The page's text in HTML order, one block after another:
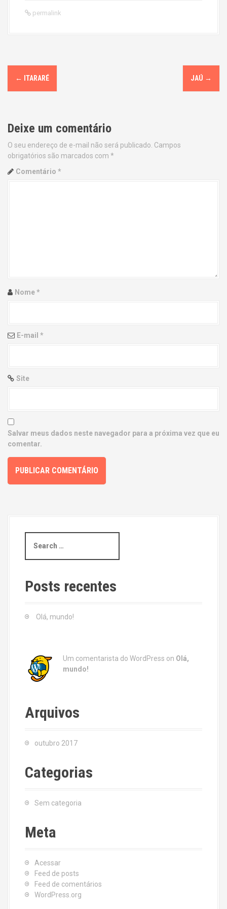
permalink
P
o
t
n
a
i
n
← ITARARÉ JAÚ →
Deixe um comentário
O seu endereço de e-mail não será publicado. Campos
obrigatórios são marcados com *
Comentário *
Nome*
E-mail *
Site
Salvar meus dados neste navegador para a próxima vez que eu
comentar.
a
c
h
Posts recentes
Olá, mundo!
Um comentarista do WordPress on Olá,
mundo!
Arquivos
outubro 2017
Categorias
Sem categoria
Meta
Acessar
Feed de posts
Feed de comentários
WordPress.org